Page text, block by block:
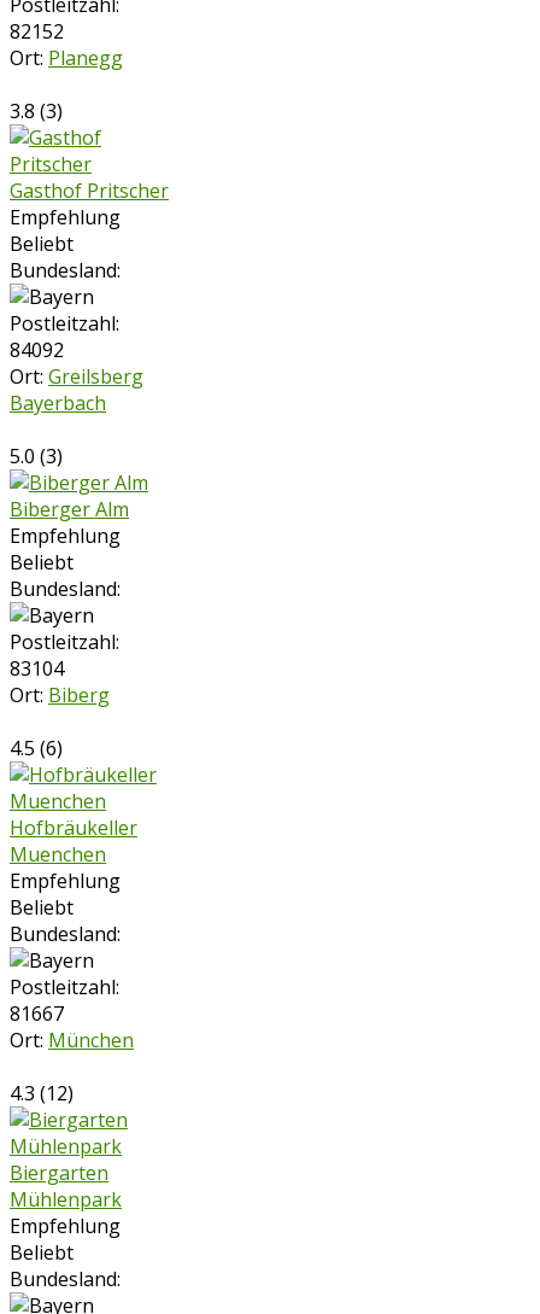
82152
Ort: Planegg
3.8 (3)
Gasthof Pritscher
Empfehlung
Beliebt
Bundesland:
Postleitzahl:
84092
Ort: Greilsberg
Bayerbach
5.0 (3)
Biberger Alm
Empfehlung
Beliebt
Bundesland:
Postleitzahl:
83104
Ort: Biberg
4.5 (6)
Hofbräukeller
Muenchen
Empfehlung
Beliebt
Bundesland:
Postleitzahl:
81667
Ort: München
4.3 (12)
Biergarten
Mühlenpark
Empfehlung
Beliebt
Bundesland: